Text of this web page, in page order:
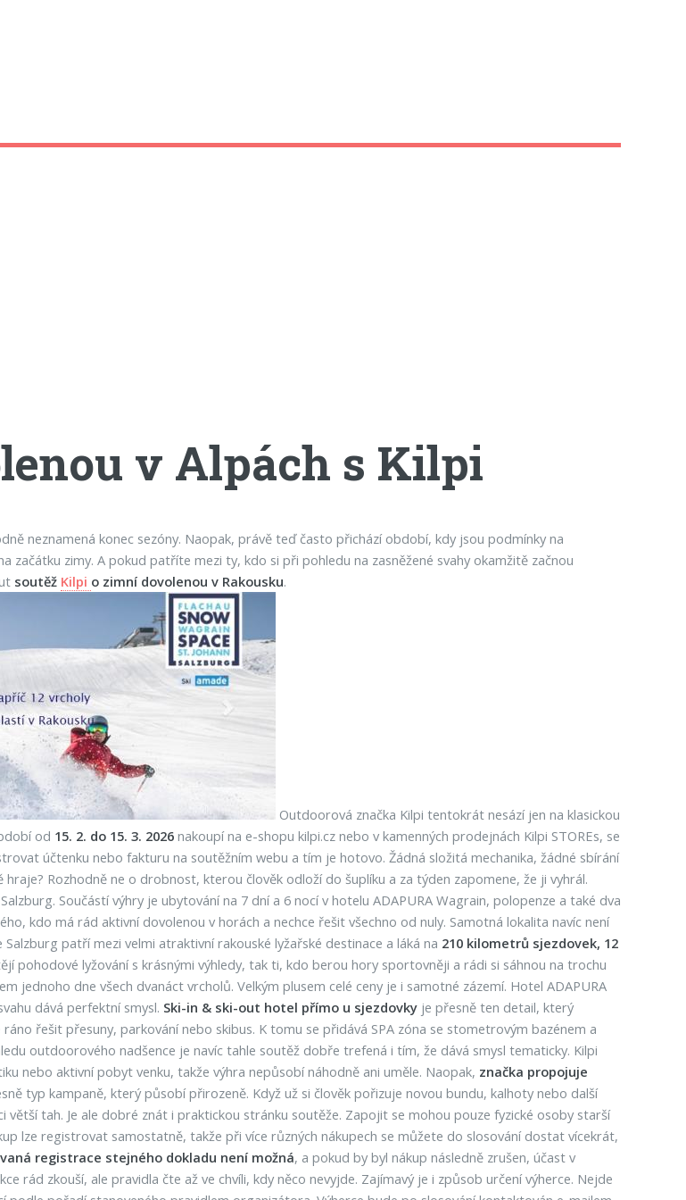
v Alpách s Kilpi
neznamená konec sezóny. Naopak, právě teď často přichází období, kdy jsou podmínky na
začátku zimy. A pokud patříte mezi ty, kdo si při pohledu na zasněžené svahy okamžitě začnou
soutěž Kilpi o zimní dovolenou v Rakousku.
Outdoorová značka Kilpi tentokrát nesází jen na klasickou
od 15. 2. do 15. 3. 2026nakoupí na e-shopu kilpi.cz nebo v kamenných prodejnách Kilpi STOREs, se
účtenku nebo fakturu na soutěžním webu a tím je hotovo. Žádná složitá mechanika, žádné sbírání
Rozhodně ne o drobnost, kterou člověk odloží do šuplíku a za týden zapomene, že ji vyhrál.
Součástí výhry je ubytování na 7 dní a 6 nocí v hotelu ADAPURA Wagrain, polopenze a také dva
kdo má rád aktivní dovolenou v horách a nechce řešit všechno od nuly. Samotná lokalita navíc není
patří mezi velmi atraktivní rakouské lyžařské destinace a láká na 210 kilometrů sjezdovek, 12
pohodové lyžování s krásnými výhledy, tak ti, kdo berou hory sportovněji a rádi si sáhnou na trochu
jednoho dne všech dvanáct vrcholů. Velkým plusem celé ceny je i samotné zázemí. Hotel ADAPURA
dává perfektní smysl. Ski-in & ski-out hotel přímo u sjezdovkyje přesně ten detail, který
řešit přesuny, parkování nebo skibus. K tomu se přidává SPA zóna se stometrovým bazénem a
outdoorového nadšence je navíc tahle soutěž dobře trefená i tím, že dává smysl tematicky. Kilpi
nebo aktivní pobyt venku, takže výhra nepůsobí náhodně ani uměle. Naopak, značka propojuje
typ kampaně, který působí přirozeně. Když už si člověk pořizuje novou bundu, kalhoty nebo další
tah. Je ale dobré znát i praktickou stránku soutěže. Zapojit se mohou pouze fyzické osoby starší
lze registrovat samostatně, takže při více různých nákupech se můžete do slosování dostat vícekrát,
registrace stejného dokladu není možná, a pokud by byl nákup následně zrušen, účast v
rád zkouší, ale pravidla čte až ve chvíli, kdy něco nevyjde. Zajímavý je i způsob určení výherce. Nejde